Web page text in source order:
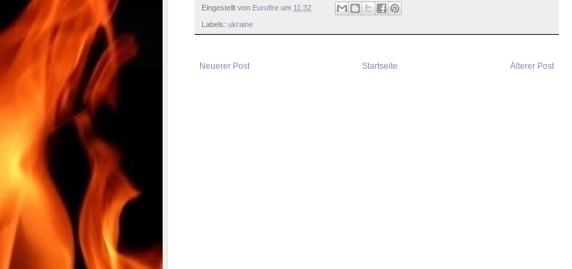
Eingestellt von Eurofire um 11:32
Labels: ukraine
Neuerer Post Älterer Post
Startseite